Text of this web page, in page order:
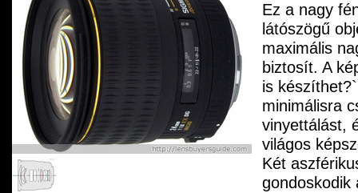
Ez a nagy
látószögű
maximális
biztosít. A
is
minimálisra
vinyettálást,
világos
Két
gondoskodik